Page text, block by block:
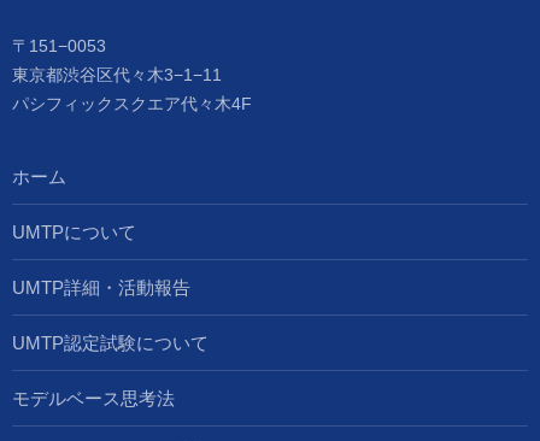
〒151−0053
東京都渋谷区代々木3−1−11
パシフィックスクエア代々木4F
ホーム
UMTPについて
UMTP詳細・活動報告
UMTP認定試験について
モデルベース思考法